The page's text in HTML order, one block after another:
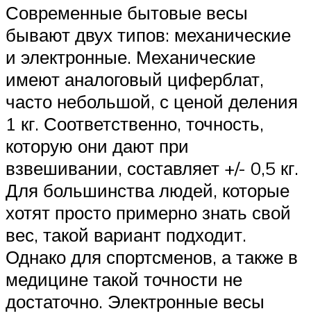
Современные бытовые весы
бывают двух типов: механические
и электронные. Механические
имеют аналоговый циферблат,
часто небольшой, с ценой деления
1 кг. Соответственно, точность,
которую они дают при
взвешивании, составляет +/- 0,5 кг.
Для большинства людей, которые
хотят просто примерно знать свой
вес, такой вариант подходит.
Однако для спортсменов, а также в
медицине такой точности не
достаточно. Электронные весы